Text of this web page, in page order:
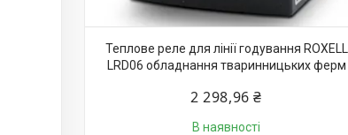
Теплове реле для лінії годування ROXELL
LRD06 обладнання тваринницьких ферм
2 298,96 ₴
В наявності